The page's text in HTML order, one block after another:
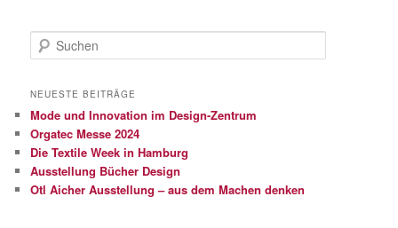
u
h
n
NEUESTE BEITRÄGE
Mode und Innovation im Design-Zentrum
Orgatec Messe 2024
Die Textile Week in Hamburg
Ausstellung Bücher Design
Otl Aicher Ausstellung – aus dem Machen denken